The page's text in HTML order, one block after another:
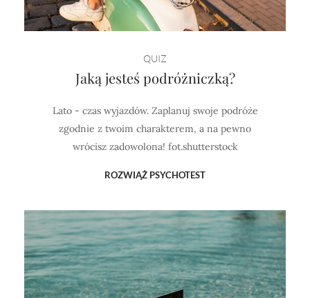
QUIZ
Jaką jesteś podróżniczką?
Lato - czas wyjazdów. Zaplanuj swoje podróże
zgodnie z twoim charakterem, a na pewno
wrócisz zadowolona! fot.shutterstock
ROZWIĄŻ PSYCHOTEST